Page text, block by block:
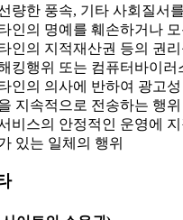
량한 풍속, 기타 사회질서
인의 명예를 훼손하거나 모
인의 지적재산권 등의 권
킹행위 또는 컴퓨터바이러
인의 의사에 반하여 광고
지속적으로 전송하는 행위
비스의 안정적인 운영에
있는 일체의 행위